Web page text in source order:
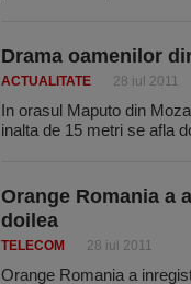
Drama oamenilor
ACTUALITATE 28 iul 2011
In orasul Maputo din
inalta de 15 metri se afla
Orange Romania a
doilea
TELECOM 28 iul 2011
Orange Romania a